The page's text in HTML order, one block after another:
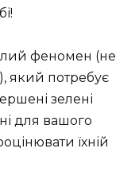
феномен (не
який потребує
зелені
для вашого
їхній